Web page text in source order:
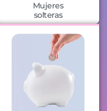
Mujeres
solteras